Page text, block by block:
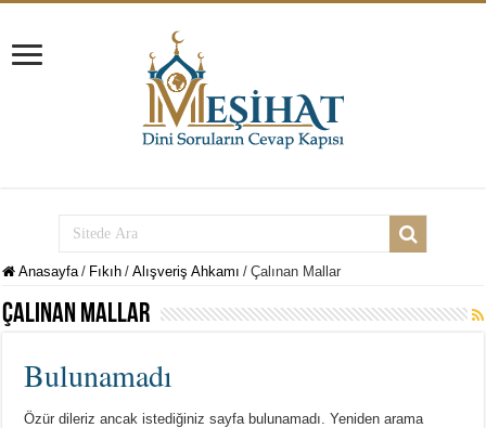
Anasayfa / Fıkıh / Alışveriş Ahkamı / Çalınan Mallar
Çalınan Mallar
Bulunamadı
Özür dileriz ancak istediğiniz sayfa bulunamadı. Yeniden arama